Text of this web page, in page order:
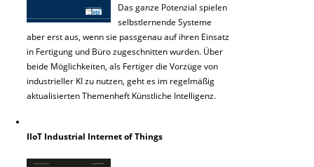
Das ganze Potenzial spielen
selbstlernende Systeme
aber erst aus, wenn sie passgenau auf ihren Einsatz
in Fertigung und Büro zugeschnitten wurden. Über
beide Möglichkeiten, als Fertiger die Vorzüge von
industrieller KI zu nutzen, geht es im regelmäßig
aktualisierten Themenheft Künstliche Intelligenz.
IIoT Industrial Internet of Things